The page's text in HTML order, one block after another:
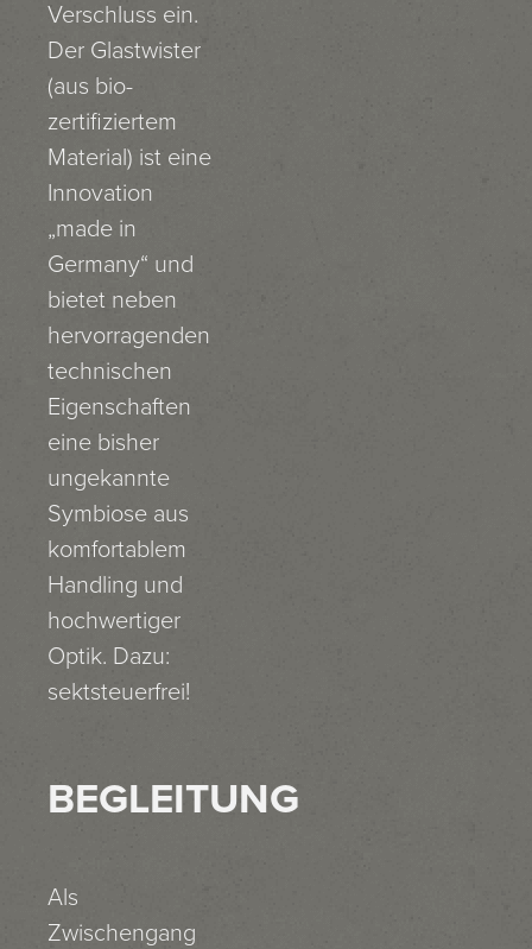
Verschluss ein.
Der Glastwister
(aus bio-
zertifiziertem
Material) ist eine
Innovation
„made in
Germany“ und
bietet neben
hervorragenden
technischen
Eigenschaften
eine bisher
ungekannte
Symbiose aus
komfortablem
Handling und
hochwertiger
Optik. Dazu:
sektsteuerfrei!
BEGLEITUNG
Als
Zwischengang